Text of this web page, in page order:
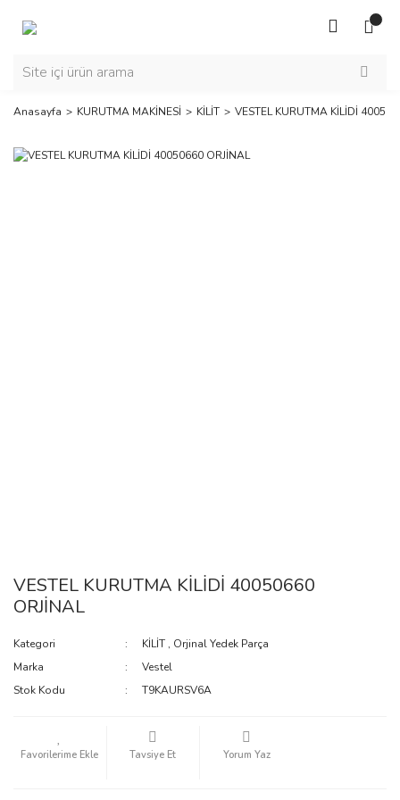
Anasayfa KURUTMA MAKİNESİ KİLİT VESTEL KURUTMA KİLİDİ
VESTEL KURUTMA KİLİDİ 40050660
ORJİNAL
Kategori KİLİT , Orjinal Yedek Parça
Marka
Vestel
Stok Kodu
T9KAURSV6A
Tavsiye Et Yorum Yaz